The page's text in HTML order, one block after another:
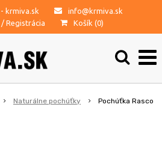
- krmiva.sk
info@krmiva.sk
/ Registrácia Košík (0)
Naturálne pochúťky
Pochúťka Rasco